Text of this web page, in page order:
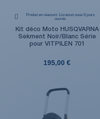
Produit en réassort. Livraison sous 6 jours
ouvrés
Kit déco Moto HUSQVARNA
Sekment Noir/Blanc Série
pour VITPILEN 701
195,00 €